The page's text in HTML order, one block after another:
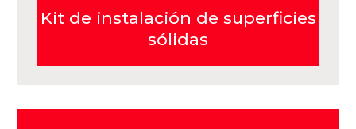
Kit de instalación de superficies
sólidas